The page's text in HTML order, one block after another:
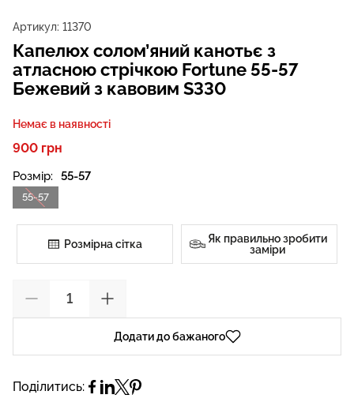
Артикул: 11370
Капелюх солом’яний канотьє з
атласною стрічкою Fortune 55-57
Бежевий з кавовим S330
Немає в наявності
900 грн
Розмір: 55-57
55-57
Розмірна сітка
Як правильно зробити
заміри
Додати до бажаного
Поділитись: